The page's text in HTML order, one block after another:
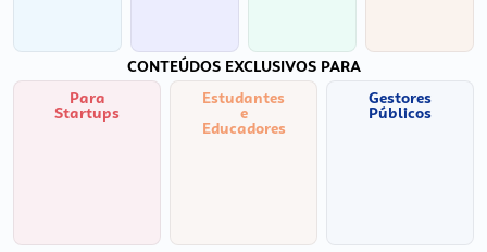
CONTEÚDOS EXCLUSIVOS PARA
Para
Startups
Estudantes
e
Educadores
Gestores
Públicos